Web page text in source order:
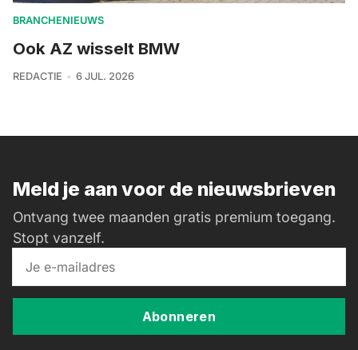
BRANCHENIEUWS
Ook AZ wisselt BMW
REDACTIE 6 JUL. 2026
Meld je aan voor de nieuwsbrieven
Ontvang twee maanden gratis premium toegang.
Stopt vanzelf.
Abonneren